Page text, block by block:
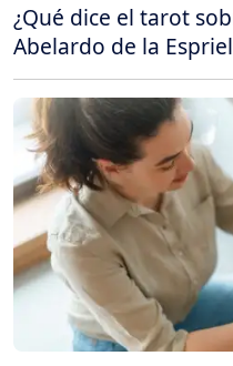
¿Qué dice el tarot
Abelardo de la